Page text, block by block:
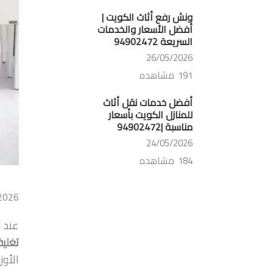
ونش رفع أثاث الكويت |
أفضل الأسعار والخدمات
السريعة 94902472
26/05/2026
191 مشاهده
أفضل خدمات نقل أثاث
للمنازل الكويت بأسعار
مناسبة |94902472
24/05/2026
184 مشاهده